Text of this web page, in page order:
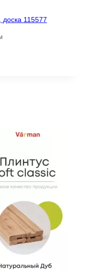
доска 115577